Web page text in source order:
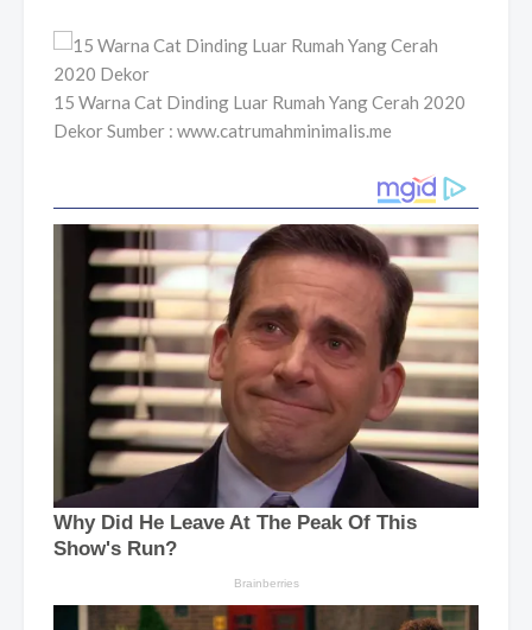
15 Warna Cat Dinding Luar Rumah Yang Cerah 2020
Dekor Sumber : www.catrumahminimalis.me